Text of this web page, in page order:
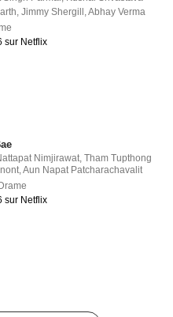
,Jimmy Shergill ,Abhay Verma
sur Netflix
Nimjirawat,Tham Tupthong
,Aun Napat Patcharachavalit
Drame
sur Netflix